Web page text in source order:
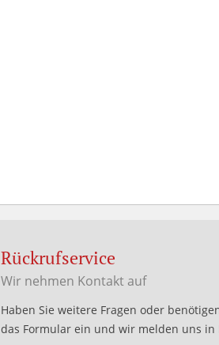
Rückrufservice
Wir nehmen Kontakt auf
Haben Sie weitere Fragen oder
das Formular ein und wir melden uns in